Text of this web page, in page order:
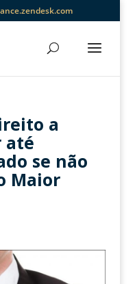
a
até
se não
Maior